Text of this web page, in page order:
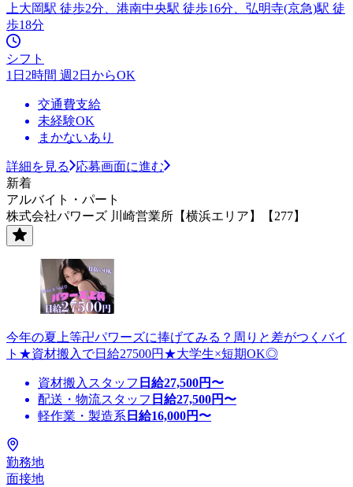
上大岡駅 徒歩2分、港南中央駅 徒歩16分、弘明寺(京急)駅 徒
歩18分
シフト
1日2時間 週2日からOK
交通費支給
未経験OK
まかないあり
詳細を見る
応募画面に進む
新着
アルバイト・パート
株式会社パワーズ 川崎営業所【横浜エリア】【277】
今年の夏上等卍パワーズに捧げてみる？周りと差がつくバイ
ト★資材搬入で日給27500円★大学生×短期OK◎
資材搬入スタッフ 日給27,500円〜
配送・物流スタッフ 日給27,500円〜
軽作業・製造系 日給16,000円〜
勤務地
面接地